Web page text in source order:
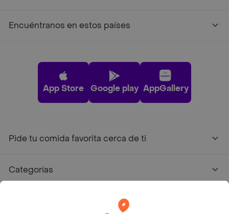
Encuéntranos en estos países
App Store Google play AppGallery
Pide tu comida favorita cerca de ti
Categorías